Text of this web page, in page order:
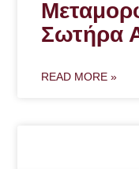
Σωτήρα
READ MORE »